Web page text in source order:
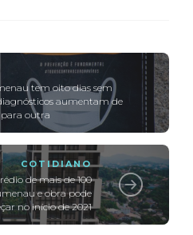
tem oito dias sem
aumentam de
outra
COTIDIANO
de mais de 100
e obra pode
no início de 2021